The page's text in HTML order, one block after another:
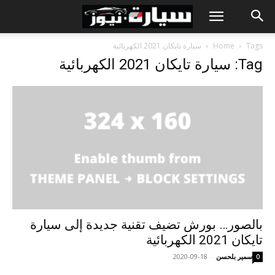
Home Tags سيارة تايكان 2021 الكهربائية
Tag: سيارة تايكان 2021 الكهربائية
بالصور… بورش تضيف تقنية جديدة إلى سيارة
تايكان 2021 الكهربائية
سمير بلحسن -
2020-09-18 0